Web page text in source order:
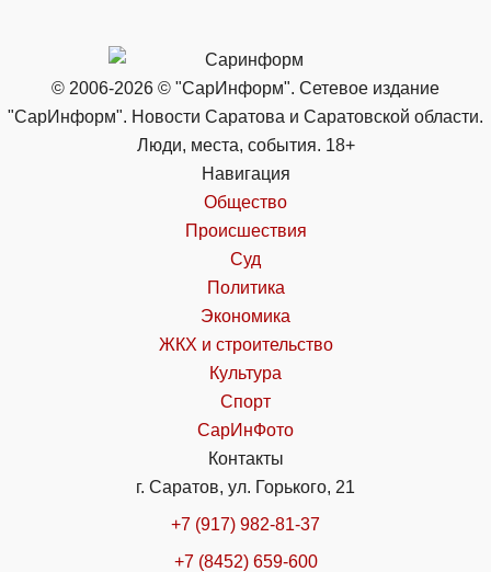
© 2006-2026 © "СарИнформ". Сетевое издание
"СарИнформ". Новости Саратова и Саратовской области.
Люди, места, события. 18+
Навигация
Общество
Происшествия
Суд
Политика
Экономика
ЖКХ и строительство
Культура
Спорт
СарИнФото
Контакты
г. Саратов, ул. Горького, 21
+7 (917) 982-81-37
+7 (8452) 659-600